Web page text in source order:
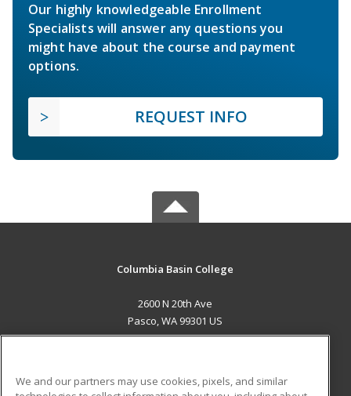
Our highly knowledgeable Enrollment
Specialists will answer any questions you
might have about the course and payment
options.
REQUEST INFO
Columbia Basin College
2600 N 20th Ave
Pasco, WA 99301 US
We and our partners may use cookies, pixels, and similar